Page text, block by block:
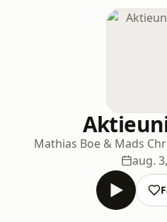
Mathias Boe & Mads
aug.